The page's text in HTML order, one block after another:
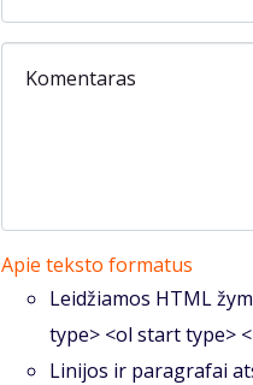
Komentaras
Apie teksto formatus
Leidžiamos HTML
type> <ol start type>
Linijos ir paragrafai